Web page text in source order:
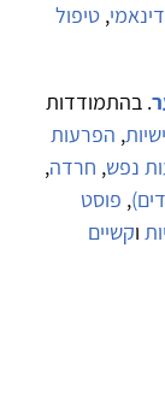
, טיפול
. בהתמודדות
, הפרעות
נפש, חרדה,
, פוסט
וקשיים